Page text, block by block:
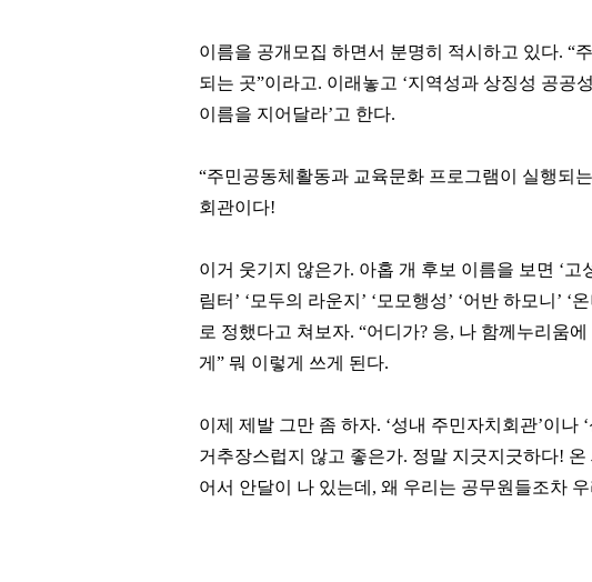
이름을 공개모집 하면서 분명히 적시하고 있다. “
되는 곳”이라고. 이래놓고 ‘지역성과 상징성 공공
이름을 지어달라’고 한다.
“주민공동체활동과 교육문화 프로그램이 실행되
회관이다!
이거 웃기지 않은가. 아홉 개 후보 이름을 보면 ‘고
림터 ’ ‘ 모두의 라운지 ’ ‘ 모모행성’ ‘어반 하모니 ’ ‘
로 정했다고 쳐보자. “어디가? 응, 나 함께누리움에
게 ” 뭐 이렇게 쓰게 된다.
이제 제발 그만 좀 하자. ‘성내 주민자치회관’이나 ‘
거추장스럽지 않고 좋은가. 정말 지긋지긋하다! 온
어서 안달이 나 있는데 , 왜 우리는 공무원들조차